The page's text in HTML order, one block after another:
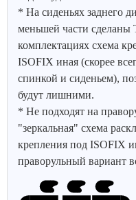
* На сиденьях заднего
меньшей части
комплектациях схема
ISOFIX иная (скорее
спинкой и сиденьем),
будут лишними.
* Не подходят на
"зеркальная" схема
крепления под ISOFIX
праворульный вариант